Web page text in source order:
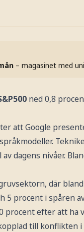
– magasinet med
ned 0,8
att Google
dagens nivåer.
där
5 procent i spåren
procent efter att ha
till konflikten